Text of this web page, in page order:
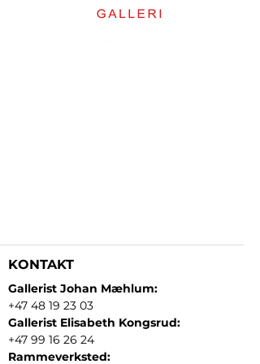
KONTAKT
Gallerist Johan Mæhlum:
+47 48 19 23 03
Gallerist Elisabeth Kongsrud:
+47 99 16 26 24
Rammeverksted: